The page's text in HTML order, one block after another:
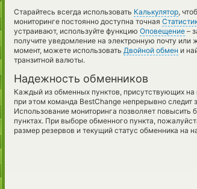
Старайтесь всегда использовать Калькулятор,
мониторинге постоянно доступна точная
устраивают, используйте функцию Оповещение –
получите уведомление на электронную почту
момент, можете использовать Двойной обмен и
транзитной валюты.
Надежность обменников
Каждый из обменных пунктов, присутствующих
при этом команда BestChange непрерывно
Использование мониторинга позволяет
пунктах. При выборе обменного пункта,
размер резервов и текущий статус обменника на